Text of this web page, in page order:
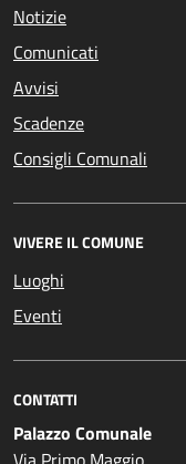
Notizie
Comunicati
Avvisi
Scadenze
Consigli Comunali
VIVERE IL COMUNE
Luoghi
Eventi
CONTATTI
Palazzo Comunale